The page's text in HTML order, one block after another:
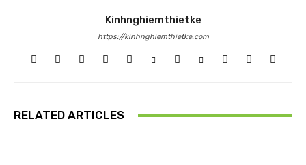
Kinhnghiemthietke
https://kinhnghiemthietke.com
RELATED ARTICLES